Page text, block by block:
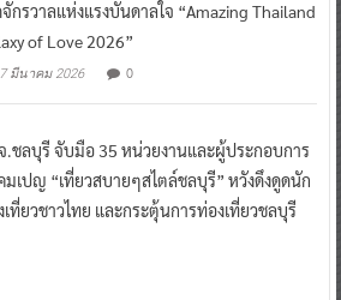
จักรวาลแห่งแรงบันดาลใจ “Amazing Thailand
of Love 2026”
7 มีนาคม 2026 0
.ชลบุรี จับมือ 35 หน่วยงานและผู้ประกอบการ
มเปญ “เที่ยวสบายๆสไตล์ชลบุรี” หวังดึงดูดนัก
เที่ยวชาวไทย และกระตุ้นการท่องเที่ยวชลบุรี